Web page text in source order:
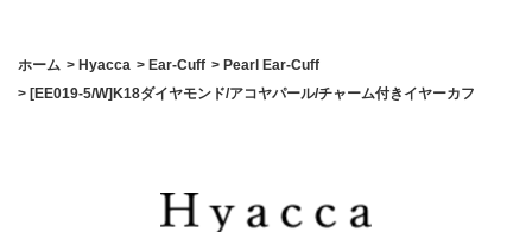
ホーム > Hyacca > Ear-Cuff > Pearl Ear-Cuff
> [EE019-5/W]K18ダイヤモンド/アコヤパール/チャーム付きイヤーカフ